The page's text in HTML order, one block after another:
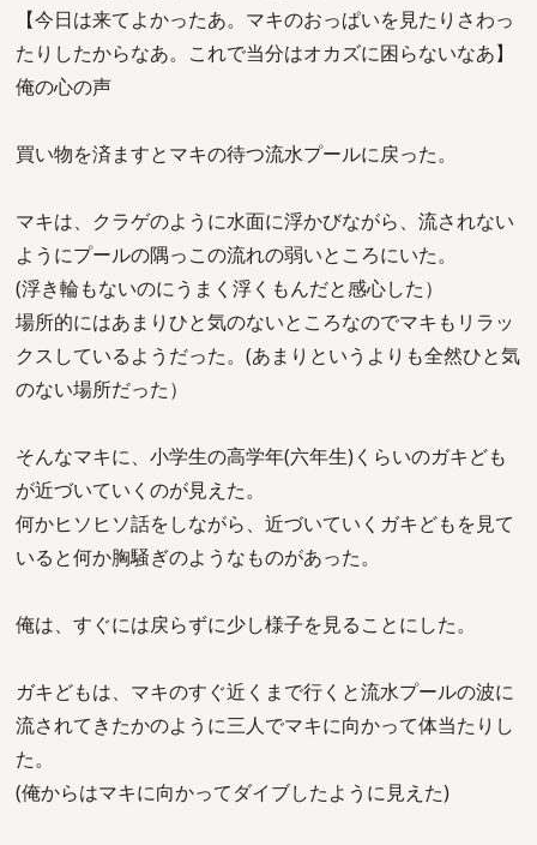
【今日は来てよかったあ。マキのおっぱいを見たりさわっ
たりしたからなあ。これで当分はオカズに困らないなあ】
俺の心の声
買い物を済ますとマキの待つ流水プールに戻った。
マキは、クラゲのように水面に浮かびながら、流されない
ようにプールの隅っこの流れの弱いところにいた。
(浮き輪もないのにうまく浮くもんだと感心した）
場所的にはあまりひと気のないところなのでマキもリラッ
クスしているようだった。(あまりというよりも全然ひと気
のない場所だった）
そんなマキに、小学生の高学年(六年生)くらいのガキども
が近づいていくのが見えた。
何かヒソヒソ話をしながら、近づいていくガキどもを見て
いると何か胸騒ぎのようなものがあった。
俺は、すぐには戻らずに少し様子を見ることにした。
ガキどもは、マキのすぐ近くまで行くと流水プールの波に
流されてきたかのように三人でマキに向かって体当たりし
た。
(俺からはマキに向かってダイブしたように見えた)